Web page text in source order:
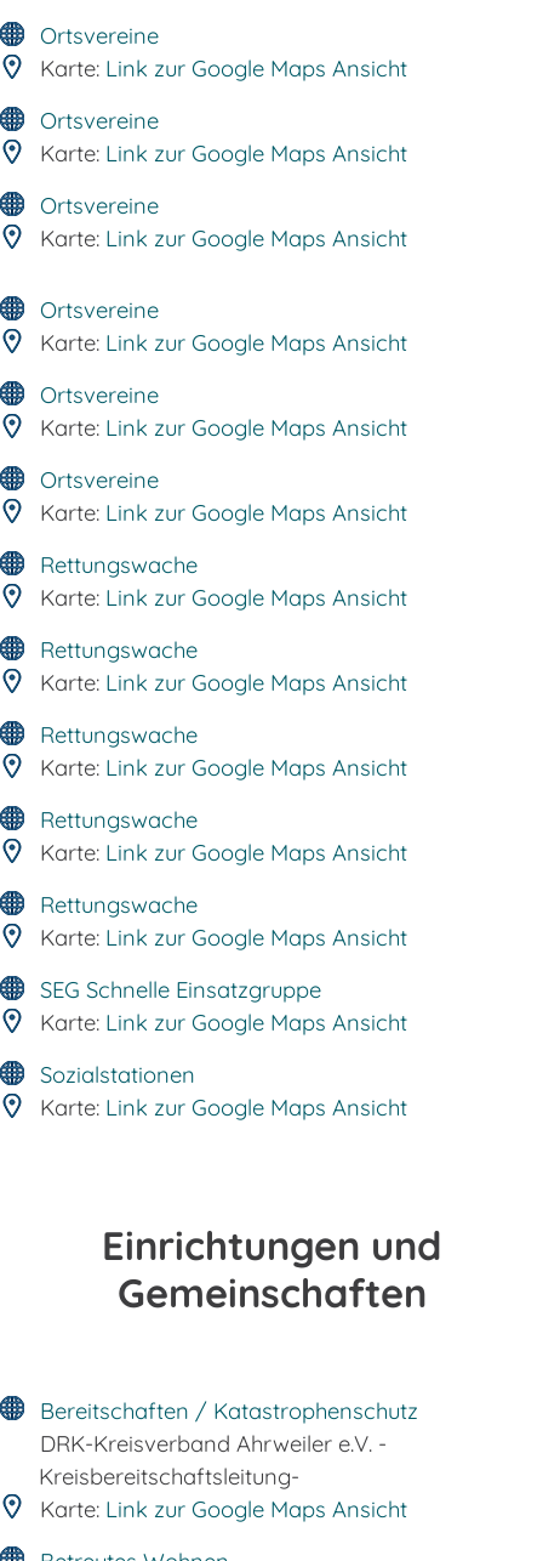
Ortsvereine
Karte: Link zur Google Maps Ansicht
Ortsvereine
Karte: Link zur Google Maps Ansicht
Ortsvereine
Karte: Link zur Google Maps Ansicht
Ortsvereine
Karte: Link zur Google Maps Ansicht
Ortsvereine
Karte: Link zur Google Maps Ansicht
Ortsvereine
Karte: Link zur Google Maps Ansicht
Rettungswache
Karte: Link zur Google Maps Ansicht
Rettungswache
Karte: Link zur Google Maps Ansicht
Rettungswache
Karte: Link zur Google Maps Ansicht
Rettungswache
Karte: Link zur Google Maps Ansicht
Rettungswache
Karte: Link zur Google Maps Ansicht
SEG Schnelle Einsatzgruppe
Karte: Link zur Google Maps Ansicht
Sozialstationen
Karte: Link zur Google Maps Ansicht
Einrichtungen und
Gemeinschaften
Bereitschaften / Katastrophenschutz
DRK-Kreisverband Ahrweiler e.V. -
Kreisbereitschaftsleitung-
Karte: Link zur Google Maps Ansicht